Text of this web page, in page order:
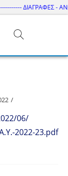
ΔΙΑΓΡΑΦΕΣ -
06/
2022-23.pdf